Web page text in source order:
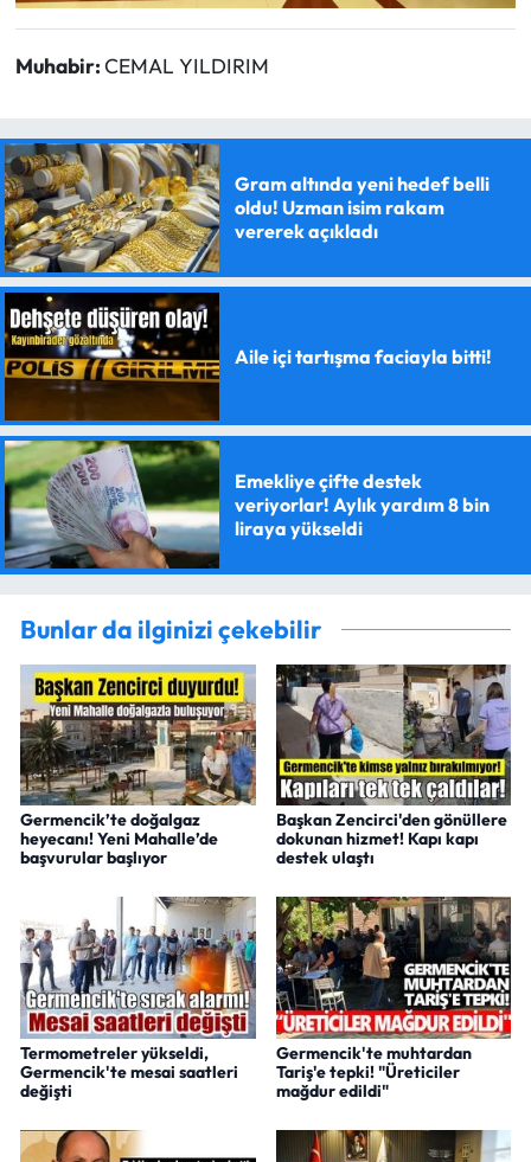
Muhabir:CEMAL YILDIRIM
Gram altında yeni hedef belli
oldu! Uzman isim rakam
vererek açıkladı
Aile içi tartışma faciayla bitti!
Emekliye çifte destek
veriyorlar! Aylık yardım 8 bin
liraya yükseldi
Bunlar da ilginizi çekebilir
Germencik’te doğalgaz
heyecanı! Yeni Mahalle’de
başvurular başlıyor
Başkan Zencirci'den gönüllere
dokunan hizmet! Kapı kapı
destek ulaştı
Termometreler yükseldi,
Germencik'te mesai saatleri
değişti
Germencik'te muhtardan
Tariş'e tepki! "Üreticiler
mağdur edildi"